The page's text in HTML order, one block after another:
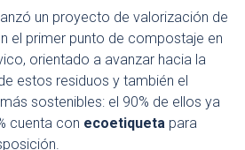
un proyecto de valorización de
el primer punto de compostaje en
orientado a avanzar hacia la
estos residuos y también el
sostenibles: el 90% de ellos ya
cuenta con ecoetiqueta para